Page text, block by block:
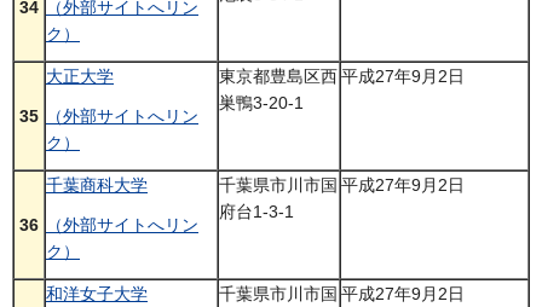
34
（外部サイトへリン
ク）
35
大正大学
（外部サイトへリン
ク）
東京都豊島区西
巣鴨3-20-1
平成27年9月2日
36
千葉商科大学
（外部サイトへリン
ク）
千葉県市川市国
府台1-3-1
平成27年9月2日
和洋女子大学
千葉県市川市国 平成27年9月2日